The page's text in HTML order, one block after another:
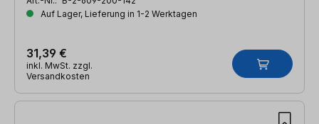
Auf Lager, Lieferung in 1-2 Werktagen
31,39 €
inkl. MwSt. zzgl.
Versandkosten